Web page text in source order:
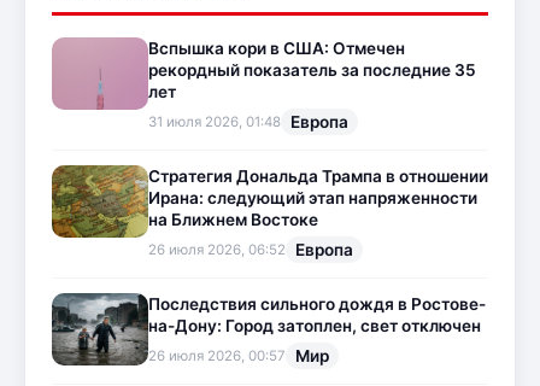
Вспышка кори в США: Отмечен
рекордный показатель за последние 35
лет
31 июля 2026, 01:48 Европа
Стратегия Дональда Трампа в отношении
Ирана: следующий этап напряженности
на Ближнем Востоке
26 июля 2026, 06:52 Европа
Последствия сильного дождя в Ростове-
на-Дону: Город затоплен, свет отключен
26 июля 2026, 00:57 Мир